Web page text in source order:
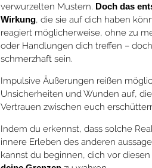
verwurzelten Mustern. Doch das
Wirkung, die sie auf dich haben
reagiert möglicherweise, ohne zu
oder Handlungen dich treffen –
schmerzhaft sein.
Impulsive Äußerungen reißen
Unsicherheiten und Wunden auf,
Vertrauen zwischen euch
Indem du erkennst, dass solche
innere Erleben des anderen
kannst du beginnen, dich vor